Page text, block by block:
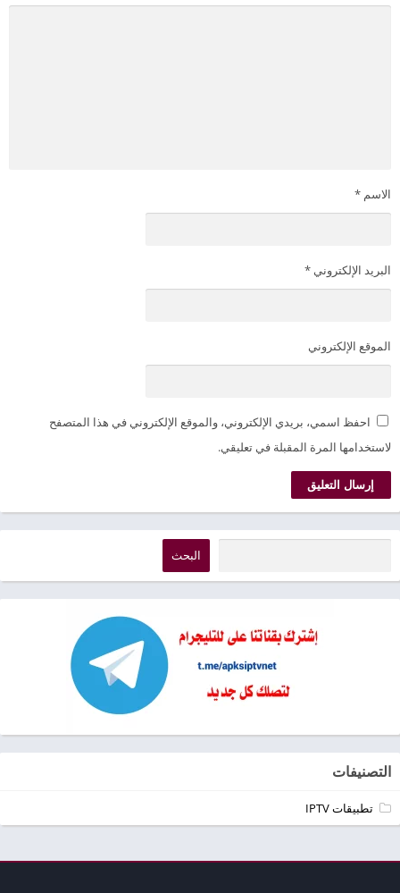
الاسم *
البريد الإلكتروني *
الموقع الإلكتروني
احفظ اسمي، بريدي الإلكتروني، والموقع الإلكتروني في هذا المتصفح
لاستخدامها المرة المقبلة في تعليقي.
البحث
التصنيفات
تطبيقات IPTV